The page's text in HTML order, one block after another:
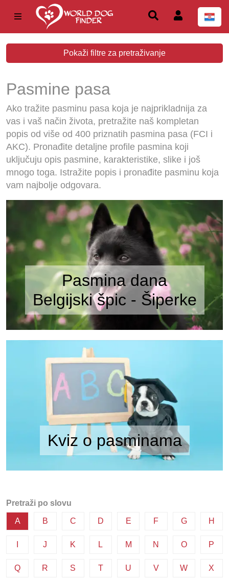
Pokaži filtre za pretraživanje
Pasmine pasa
Ako tražite pasminu pasa koja je najprikladnija za
vas i vaš način života, pretražite naš kompletan
popis od više od 400 priznatih pasmina pasa (FCI i
AKC). Pronađite detaljne profile pasmina koji
uključuju opis pasmine, karakteristike, slike i još
mnogo toga. Istražite popis i pronađite pasminu koja
vam najbolje odgovara.
Pasmina dana
Belgijski špic - Šiperke
Kviz o pasminama
Pretraži po slovu
A B C D E F G H
J K L M N O P
Q R S T U V W X